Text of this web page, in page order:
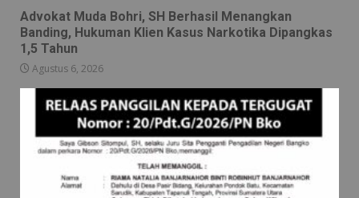
Advokat Muda Bohri, SH Berhasil Menangkan
Banding, Hukuman Klien Kasus Narkotika Dipangkas
1,5 Tahun
Agustus 6, 2026